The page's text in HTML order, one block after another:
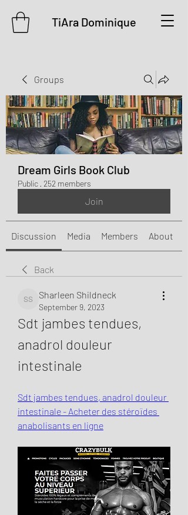
TiAra Dominique
Groups
Dream Girls Book Club
Public · 252 members
Join
Discussion Media Members About
Back
Sharleen Shildneck
Sharleen Shildneck
September 9, 2023
Sdt jambes tendues,
anadrol douleur
intestinale
Sdt jambes tendues, anadrol douleur
intestinale - Acheter des stéroïdes
anabolisants en ligne